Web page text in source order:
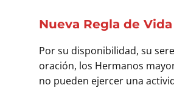
Nueva Regla de Vida
Por su disponibilidad, su
oración, los Hermanos
no pueden ejercer una